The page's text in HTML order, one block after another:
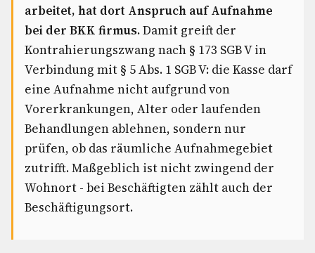
arbeitet, hat dort Anspruch auf Aufnahme
bei der BKK firmus.Damit greift der
Kontrahierungszwang nach § 173 SGB V in
Verbindung mit § 5 Abs. 1 SGB V: die Kasse darf
eine Aufnahme nicht aufgrund von
Vorerkrankungen, Alter oder laufenden
Behandlungen ablehnen, sondern nur
prüfen, ob das räumliche Aufnahmegebiet
zutrifft. Maßgeblich ist nicht zwingend der
Wohnort - bei Beschäftigten zählt auch der
Beschäftigungsort.